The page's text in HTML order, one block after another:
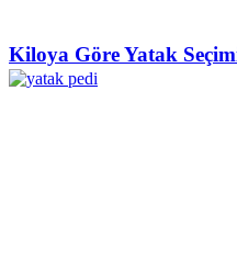
Kiloya Göre Yatak